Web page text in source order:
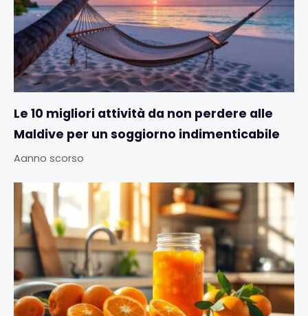
Le 10 migliori attività da non perdere alle
Maldive per un soggiorno indimenticabile
Aanno scorso